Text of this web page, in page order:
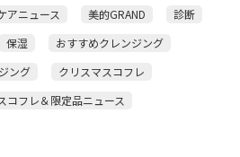
アニュース 美的GRAND
診断
保湿
おすすめクレンジング
ング
クリスマスコフレ
コフレ＆限定品ニュース